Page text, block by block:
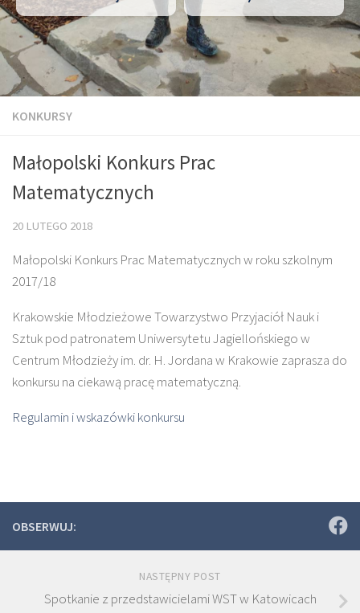
KONKURSY
Małopolski Konkurs Prac
Matematycznych
20 LUTEGO 2018
Małopolski Konkurs Prac Matematycznych w roku szkolnym
2017/18
Krakowskie Młodzieżowe Towarzystwo Przyjaciół Nauk i
Sztuk pod patronatem Uniwersytetu Jagiellońskiego w
Centrum Młodzieży im. dr. H. Jordana w Krakowie zaprasza do
konkursu na ciekawą pracę matematyczną.
Regulamin i wskazówki konkursu
OBSERWUJ:
NASTĘPNY POST
Spotkanie z przedstawicielami WST w Katowicach